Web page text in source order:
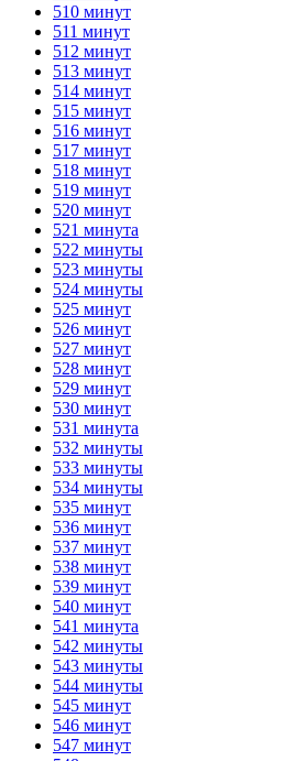
510 минут
511 минут
512 минут
513 минут
514 минут
515 минут
516 минут
517 минут
518 минут
519 минут
520 минут
521 минута
522 минуты
523 минуты
524 минуты
525 минут
526 минут
527 минут
528 минут
529 минут
530 минут
531 минута
532 минуты
533 минуты
534 минуты
535 минут
536 минут
537 минут
538 минут
539 минут
540 минут
541 минута
542 минуты
543 минуты
544 минуты
545 минут
546 минут
547 минут